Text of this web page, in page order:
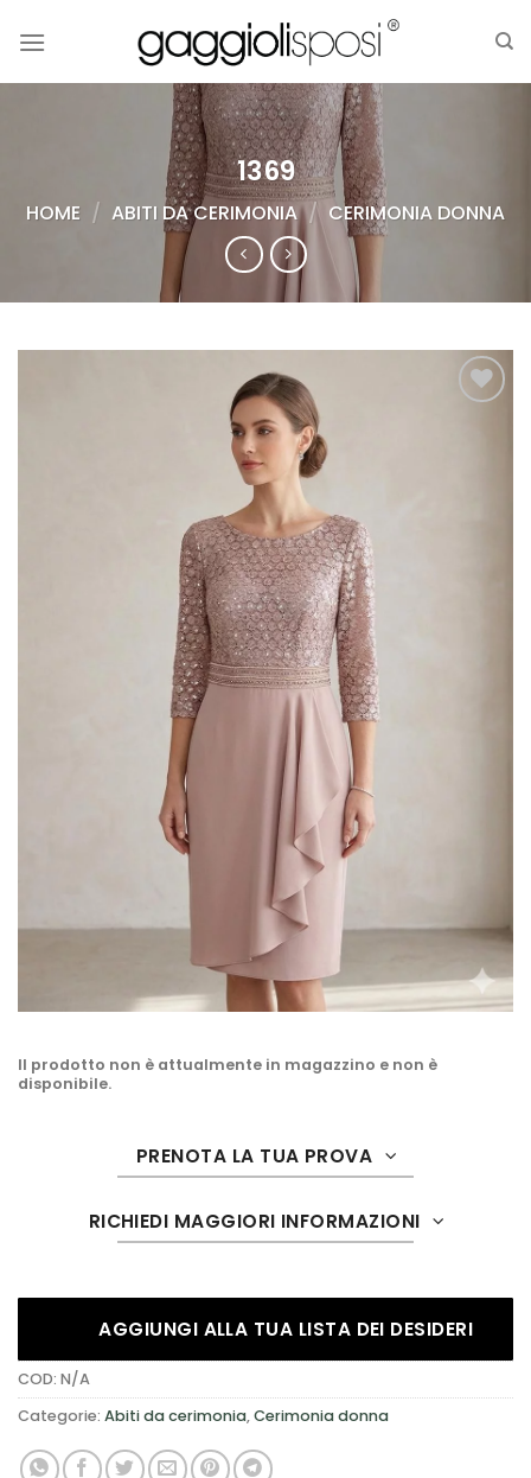
1369
HOME / ABITI DA CERIMONIA / CERIMONIA DONNA
Il prodotto non è attualmente in magazzino e non è
disponibile.
PRENOTA LA TUA PROVA
RICHIEDI MAGGIORI INFORMAZIONI
AGGIUNGI ALLA TUA LISTA DEI DESIDERI
COD: N/A
Categorie: Abiti da cerimonia,Cerimonia donna